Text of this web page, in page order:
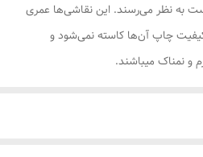
به نظر می‌رسند. این نقاشی‌ها عمری
کیفیت چاپ آن‌ها کاسته نمی‌شود و
و نمناک میباشند.